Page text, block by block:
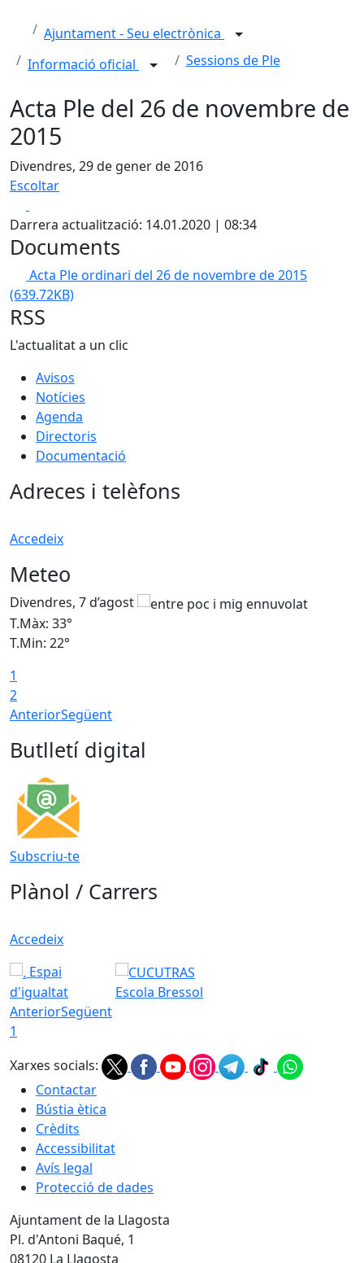
Ajuntament - Seu electrònica
Informació oficial
Sessions de Ple
Acta Ple del 26 de novembre de
2015
Divendres, 29 de gener de 2016
Escoltar
Darrera actualització: 14.01.2020 | 08:34
Documents
Acta Ple ordinari del 26 de novembre de 2015
(639.72KB)
RSS
L'actualitat a un clic
Avisos
Notícies
Agenda
Directoris
Documentació
Adreces i telèfons
Accedeix
Meteo
Divendres, 7 d’agost
T.Màx: 33°
T.Min: 22°
1
2
AnteriorSegüent
Butlletí digital
Subscriu-te
Plànol / Carrers
Accedeix
Espai
d'igualtat
Escola Bressol
AnteriorSegüent
1
Xarxes socials:
Contactar
Bústia ètica
Crèdits
Accessibilitat
Avís legal
Protecció de dades
Ajuntament de la Llagosta
Pl. d'Antoni Baqué, 1
08120 La Llagosta